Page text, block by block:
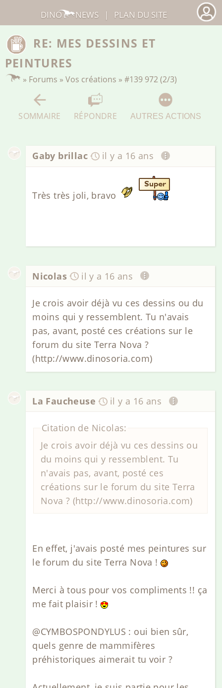
RE: MES DESSINS ET
PEINTURES
» Forums »Vos créations »#139 972 (2/3)
SOMMAIRE RÉPONDRE AUTRES ACTIONS
Gaby brillac il y a 16 ans
Très très joli, bravo
Nicolas il y a 16 ans
Je crois avoir déjà vu ces dessins ou du
moins qui y ressemblent. Tu n'avais
pas, avant, posté ces créations sur le
forum du site Terra Nova ?
(http://www.dinosoria.com)
La Faucheuse il y a 16 ans
Citation de Nicolas:
Je crois avoir déjà vu ces dessins ou
du moins qui y ressemblent. Tu
n'avais pas, avant, posté ces
créations sur le forum du site Terra
Nova ? (http://www.dinosoria.com)
En effet, j'avais posté mes peintures sur
le forum du site Terra Nova !
Merci à tous pour vos compliments !! ça
me fait plaisir !
@CYMBOSPONDYLUS : oui bien sûr,
quels genre de mammifères
préhistoriques aimerait tu voir ?
DINO NEWS | PLAN DU SITE